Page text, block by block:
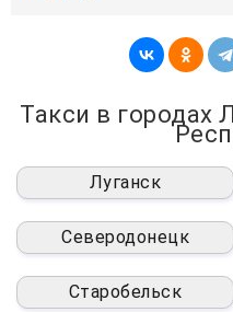
Такси в городах
Луганск
Северодонецк
Старобельск